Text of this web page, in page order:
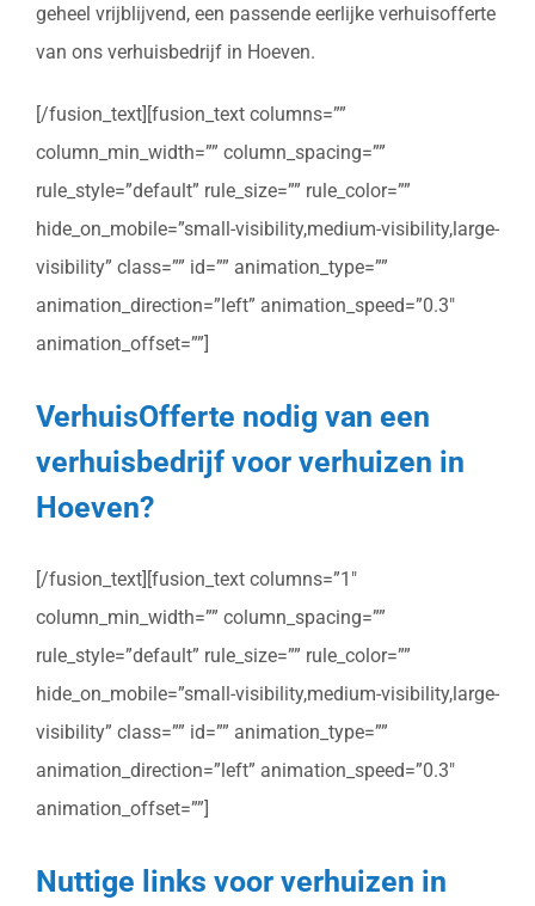
geheel vrijblijvend, een passende eerlijke verhuisofferte
van ons verhuisbedrijf in Hoeven.
[/fusion_text][fusion_text columns=””
column_min_width=”” column_spacing=””
rule_style=”default” rule_size=”” rule_color=””
hide_on_mobile=”small-visibility,medium-visibility,large-
visibility” class=”” id=”” animation_type=””
animation_direction=”left” animation_speed=”0.3″
animation_offset=””]
VerhuisOfferte nodig van een
verhuisbedrijf voor verhuizen in
Hoeven?
[/fusion_text][fusion_text columns=”1″
column_min_width=”” column_spacing=””
rule_style=”default” rule_size=”” rule_color=””
hide_on_mobile=”small-visibility,medium-visibility,large-
visibility” class=”” id=”” animation_type=””
animation_direction=”left” animation_speed=”0.3″
animation_offset=””]
Nuttige links voor verhuizen in